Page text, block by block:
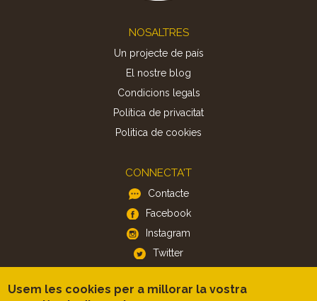
NOSALTRES
Un projecte de país
El nostre blog
Condicions legals
Política de privacitat
Politica de cookies
CONNECTA'T
Contacte
Facebook
Instagram
Twitter
APP
Usem les cookies per a millorar la vostra